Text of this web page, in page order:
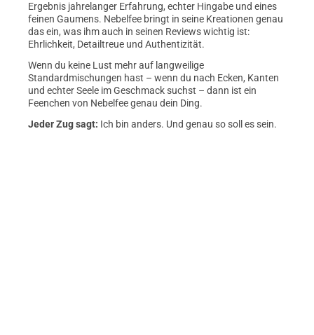
Ergebnis jahrelanger Erfahrung, echter Hingabe und eines
feinen Gaumens. Nebelfee bringt in seine Kreationen genau
das ein, was ihm auch in seinen Reviews wichtig ist:
Ehrlichkeit, Detailtreue und Authentizität.
Wenn du keine Lust mehr auf langweilige
Standardmischungen hast – wenn du nach Ecken, Kanten
und echter Seele im Geschmack suchst – dann ist ein
Feenchen von Nebelfee genau dein Ding.
Jeder Zug sagt: Ich bin anders. Und genau so soll es sein.